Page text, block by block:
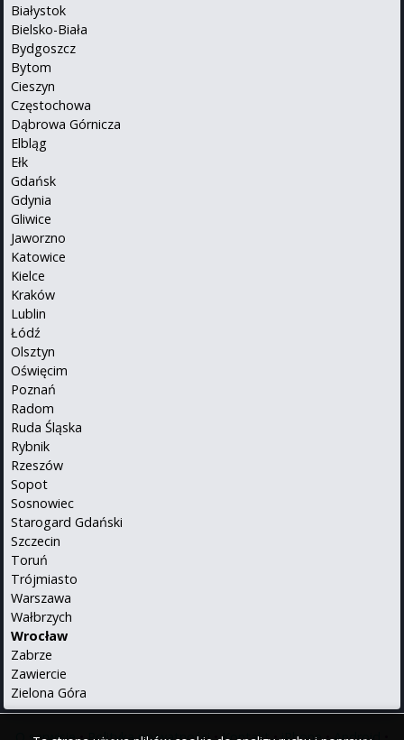
Białystok
Bielsko-Biała
Bydgoszcz
Bytom
Cieszyn
Częstochowa
Dąbrowa Górnicza
Elbląg
Ełk
Gdańsk
Gdynia
Gliwice
Jaworzno
Katowice
Kielce
Kraków
Lublin
Łódź
Olsztyn
Oświęcim
Poznań
Radom
Ruda Śląska
Rybnik
Rzeszów
Sopot
Sosnowiec
Starogard Gdański
Szczecin
Toruń
Trójmiasto
Warszawa
Wałbrzych
Wrocław
Zabrze
Zawiercie
Zielona Góra
O serwisie•Polityka prywatności•Kontakt•iPhone•Android